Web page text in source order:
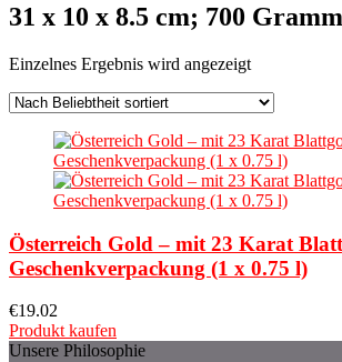
31 x 10 x 8.5 cm; 700 Gramm
Einzelnes Ergebnis wird angezeigt
Österreich Gold – mit 23 Karat
Geschenkverpackung (1 x 0.75 l)
€19.02
Produkt kaufen
Unsere Philosophie